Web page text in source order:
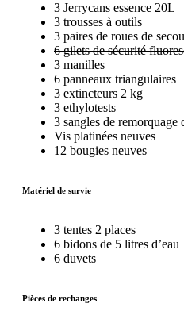
3 Jerrycans essence 20L
3 trousses à outils
3 paires de roues de
6 gilets de sécurité
3 manilles
6 panneaux triangulaires
3 extincteurs 2 kg
3 ethylotests
3 sangles de
Vis platinées neuves
12 bougies neuves
Matériel de survie
3 tentes 2 places
6 bidons de 5 litres d’eau
6 duvets
Pièces de rechanges